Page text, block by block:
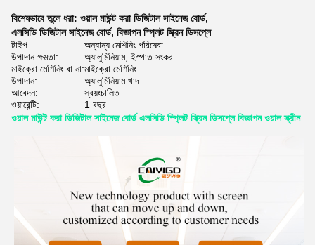
বিশেষভাবে তুলে ধরা: ওয়াল মাউন্ট করা ডিজিটাল সাইনেজ বোর্ড,
এলসিডি ডিজিটাল সাইনেজ বোর্ড, বিজ্ঞাপন স্প্লিট স্ক্রিন ডিসপ্লে
টাইপ:
অন্যান্য মেশিনিং পরিষেবা
উপাদান ক্ষমতা:
অ্যালুমিনিয়াম, ইস্পাত সংকর
মাইক্রো মেশিনিং বা না:মাইক্রো মেশিনিং
উপাদান:
অ্যালুমিনিয়াম খাদ
আবেদন:
স্বয়ংচালিত
ওয়ারেন্টি:
1 বছর
ওয়াল মাউন্ট করা ডিজিটাল সাইনেজ বোর্ড এলসিডি স্প্লিট স্ক্রিন ডিসপ্লে বিজ্ঞাপন ওয়াল স্ক্রীন